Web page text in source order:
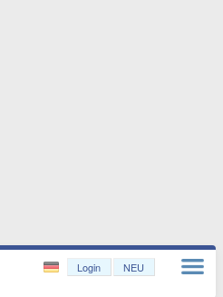
Login NEU